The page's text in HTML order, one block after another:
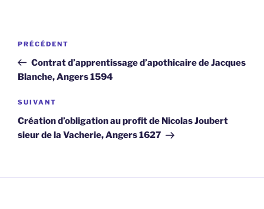
Navigation
l’article
Article
précédent
PRÉCÉDENT
Contrat d’apprentissage d’apothicaire de Jacques
Blanche, Angers 1594
Article
suivant
SUIVANT
Création d’obligation au profit de Nicolas Joubert
sieur de la Vacherie, Angers 1627